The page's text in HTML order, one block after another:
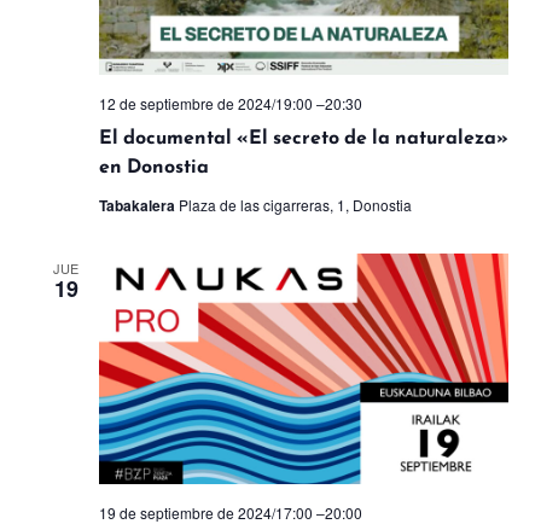
12 de septiembre de 2024/19:00 –20:30
El documental «El secreto de la naturaleza»
en Donostia
Tabakalera Plaza de las cigarreras, 1, Donostia
JUE
19
19 de septiembre de 2024/17:00 –20:00